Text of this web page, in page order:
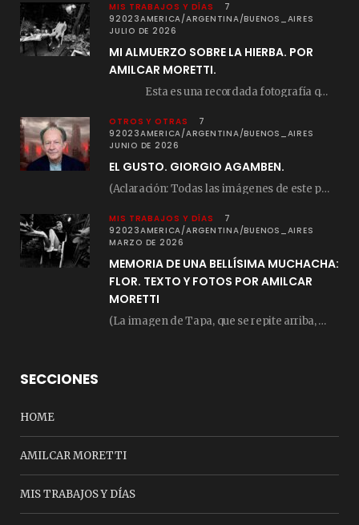
MIS TRABAJOS Y DÍAS
7
92023AMERICA/ARGENTINA/BUENOS_AIRES
JULIO DE 2026
MI ALMUERZO SOBRE LA HIERBA. POR
AMILCAR MORETTI.
Esta es una recordada fotografía que registré…
OTROS Y OTRAS
7
92023AMERICA/ARGENTINA/BUENOS_AIRES
JUNIO DE 2026
EL GUSTO. GIORGIO AGAMBEN.
(Aclaración: Todas las imágenes de este posteo fueron tomadas de Bloghemia.com, y todos los…
MIS TRABAJOS Y DÍAS
7
92023AMERICA/ARGENTINA/BUENOS_AIRES
MARZO DE 2026
MEMORIA DE UNA BELLÍSIMA MUCHACHA:
FLOR. TEXTO Y FOTOS POR AMILCAR
MORETTI
(La imagen de Tapa, que se repite arriba, fue compuesta por Amilcar Moretti el viernes…
SECCIONES
HOME
AMILCAR MORETTI
MIS TRABAJOS Y DÍAS